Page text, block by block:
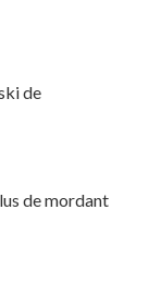
de
de mordant